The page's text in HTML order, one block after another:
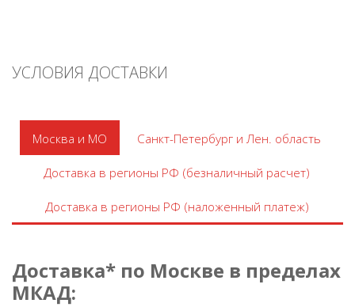
УСЛОВИЯ ДОСТАВКИ
Москва и МО Санкт-Петербург и Лен. область
Доставка в регионы РФ (безналичный расчет)
Доставка в регионы РФ (наложенный платеж)
Доставка* по Москве в пределах
МКАД: